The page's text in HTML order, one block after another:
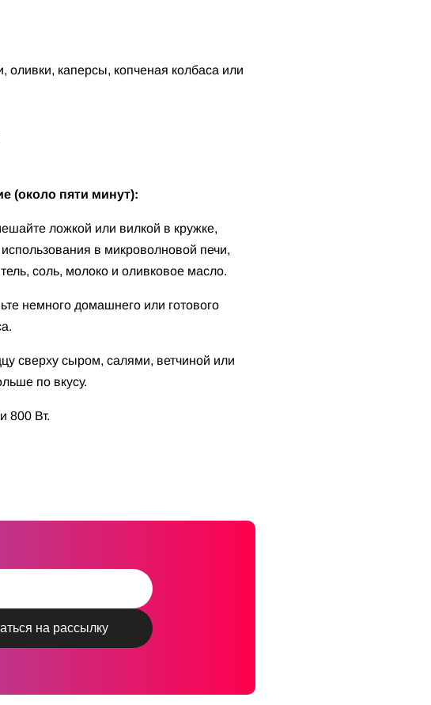
каперсы, копченая колбаса или
(около пяти минут):
ложкой или вилкой в кружке,
в микроволновой печи,
соль, молоко и оливковое масло.
немного домашнего или готового
сверху сыром, салями, ветчиной или
по вкусу.
800 Вт.